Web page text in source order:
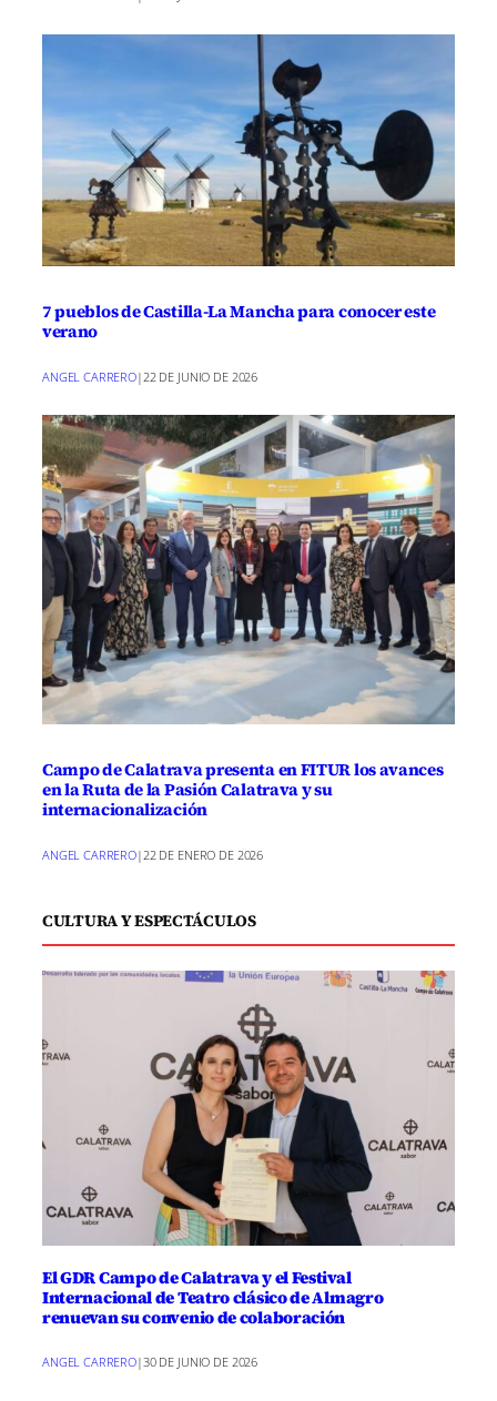
7 pueblos de Castilla-La Mancha para conocer este
verano
ANGEL CARRERO| 22 DE JUNIO DE 2026
Campo de Calatrava presenta en FITUR los avances
en la Ruta de la Pasión Calatrava y su
internacionalización
ANGEL CARRERO|22 DE ENERO DE 2026
CULTURA Y ESPECTÁCULOS
El GDR Campo de Calatrava y el Festival
Internacional de Teatro clásico de Almagro
renuevan su convenio de colaboración
ANGEL CARRERO|30 DE JUNIO DE 2026